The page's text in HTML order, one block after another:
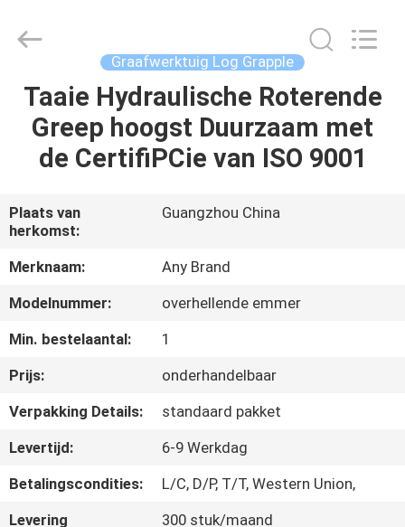
THUIS
PRODUCTEN
VR-
SHOW
OVER
ONS
FABRIEKSTOCHT
KWALITEITSCONTROLE
Machinery
Rights
Reserved.
Graafwerktuig Log Grapple
Taaie Hydraulische Roterende
Greep hoogst Duurzaam met
de CertifiPCie van ISO 9001
Plaats van
herkomst:
Guangzhou China
Merknaam:
Any Brand
Modelnummer:
overhellende emmer
Min. bestelaantal:
1
Prijs:
onderhandelbaar
Verpakking Details:
standaard pakket
Levertijd:
6-9 Werkdag
Betalingscondities:
L/C, D/P, T/T, Western Union,
Levering
300 stuk/maand